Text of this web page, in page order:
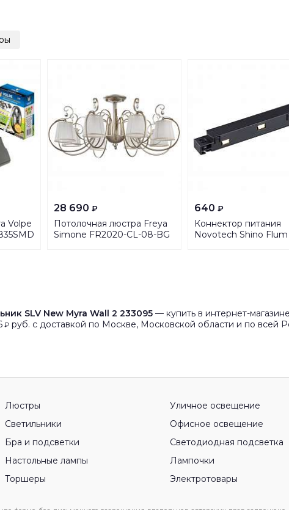
Volpe
28 690 ₽
Потолочная люстра Freya
Simone FR2020-CL-08-BG
640 ₽
Коннектор питания
Novotech Shino Flum
SLV New Myra Wall 2 233095— купить в интернет-
₽руб. с доставкой по Москве, Московской области и по всей
Люстры
Светильники
Бра и подсветки
Настольные лампы
Торшеры
Уличное освещение
Офисное освещение
Светодиодная подсветка
Лампочки
Электротовары